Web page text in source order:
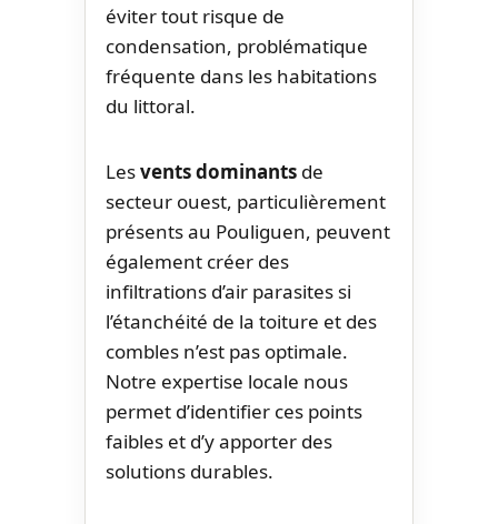
éviter tout risque de
condensation, problématique
fréquente dans les habitations
du littoral.
Lesvents dominants de
secteur ouest, particulièrement
présents au Pouliguen, peuvent
également créer des
infiltrations d’air parasites si
l’étanchéité de la toiture et des
combles n’est pas optimale.
Notre expertise locale nous
permet d’identifier ces points
faibles et d’y apporter des
solutions durables.